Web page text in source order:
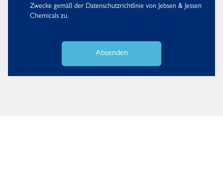
Zwecke gemäß der Datenschutzrichtlinie von Jebsen & Jessen
Chemicals zu.
Absenden